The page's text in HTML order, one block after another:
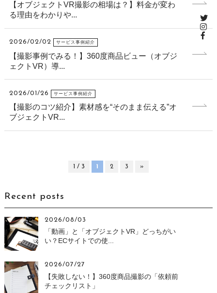
【オブジェクトVR撮影の相場は？】料金が変わ
る理由をわかりや...
2026/02/02 サービス事例紹介
【撮影事例でみる！】360度商品ビュー（オブジ
ェクトVR）導...
2026/01/26 サービス事例紹介
【撮影のコツ紹介】素材感を“そのまま伝える”オ
ブジェクトVR...
1 / 3 1 2 3 »
Recent posts
2026/08/03
「動画」と「オブジェクトVR」どっちがい
い？ECサイトでの使...
2026/07/27
【失敗しない！】360度商品撮影の「依頼前
チェックリスト」